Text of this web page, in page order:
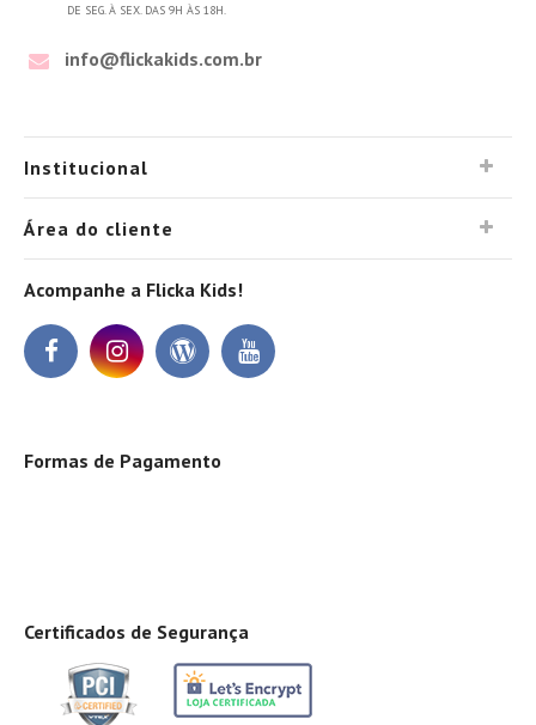
DE SEG. À SEX. DAS 9H ÀS 18H.
info@flickakids.com.br
Institucional
Área do cliente
Acompanhe a Flicka Kids!
Formas de Pagamento
Certificados de Segurança